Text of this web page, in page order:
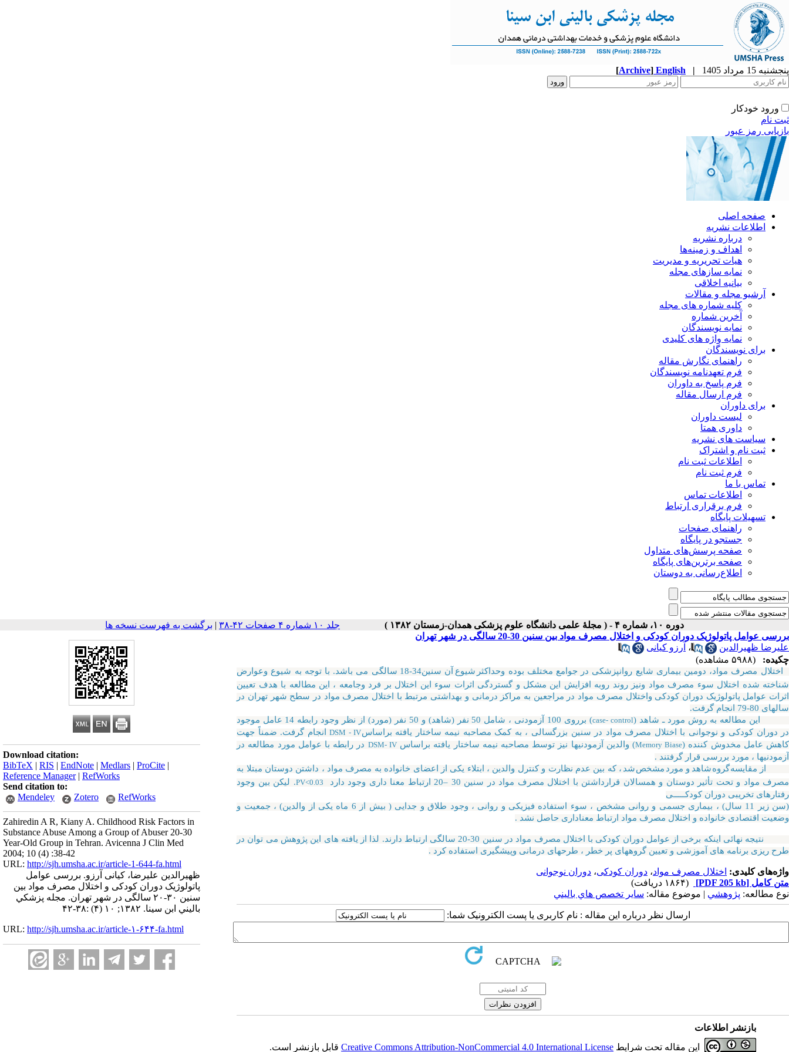
پنجشنبه 15 مرداد 1405 |
English
[Archive]
ورود خودکار
ثبت نام
بازیابی رمز عبور
صفحه اصلی
اطلاعات نشریه
درباره نشریه
اهداف و زمینه‌ها
هیات تحریریه و مدیریت
نمایه سازهای مجله
بیانیه اخلاقی
آرشیو مجله و مقالات
کلیه شماره های مجله
آخرین شماره
نمایه نویسندگان
نمایه واژه های کلیدی
برای نویسندگان
راهنمای نگارش مقاله
فرم تعهدنامه نویسندگان
فرم پاسخ به داوران
فرم ارسال مقاله
برای داوران
لیست داوران
داوری همتا
سیاست های نشریه
ثبت نام و اشتراک
اطلاعات ثبت نام
فرم ثبت نام
تماس با ما
اطلاعات تماس
فرم برقراری ارتباط
تسهیلات پایگاه
راهنمای صفحات
جستجو در پایگاه
صفحه پرسش‌های متداول
صفحه برترین‌های پایگاه
اطلاع‌رسانی به دوستان
دوره ۱۰، شماره ۴ - ( مجلۀ علمی دانشگاه علوم پزشکی همدان-زمستان ۱۳۸۲ ) جلد ۱۰ شماره ۴ صفحات ۴۲-۳۸ | برگشت به فهرست نسخه ها
Download citation:
BibTeX | RIS | EndNote | Medlars | ProCite |
Reference Manager| RefWorks
Send citation to:
Mendeley
Zotero RefWorks
Zahiredin A R, Kiany A. Childhood Risk Factors in
Substance Abuse Among a Group of Abuser 20-30
Year-Old Group in Tehran. Avicenna J Clin Med
2004; 10 (4) :38-42
URL: http://sjh.umsha.ac.ir/article-1-644-fa.html
ظهیرالدین علیرضا، کیانی آرزو. بررسی عوامل
پاتولوژیک دوران کودکی و اختلال مصرف مواد بین
سنین ۳۰-۲۰ سالگی در شهر تهران. مجله پزشكي
باليني ابن سينا. ۱۳۸۲; ۱۰ (۴) :۳۸-۴۲
URL: http://sjh.umsha.ac.ir/article-۱-۶۴۴-fa.html
بررسی عوامل پاتولوژیک دوران کودکی و اختلال مصرف مواد بین سنین 30-20 سالگی در شهر تهران
علیرضا ظهیرالدین
، آرزو کیانی
چکیده:
(۵۹۸۸ مشاهده)
اختلال مصرف مواد، دومین بیماری شایع روانپزشکی در جوامع مختلف بوده وحداکثر شیوع
آن سنین34-18 سالگی می باشد. با توجه به شیوع وعوارض
شناخته شده اختلال سوء مصرف مواد ونیز روند روبه افزایش این مشکل و گستردگی اثرات سوء این اختلال بر فرد وجامعه ، این مطالعه با هدف تعیین
اثرات عوامل پاتولوژیک دوران کودکی واختلال مصرف مواد در مراجعین به مراکز درمانی و بهداشتی مرتبط با اختلال مصرف مواد در سطح شهر تهران در
سالهای 80-79 انجام گرفت.
این مطالعه به روش مورد ـ شاهد (case- control
) برروی 100 آزمودنی ، شامل 50 نفر (شاهد) و 50 نفر (مورد) از نظر وجود رابطه 14 عامل موجود
در دوران کودکی و نوجوانی با اختلال مصرف مواد در سنین بزرگسالی ، به کمک مصاحبه نیمه ساختار یافته براساسDSM - IVانجام گرفت. ضمناً جهت
کاهش عامل مخدوش کننده (Memory Biase) والدین آزمودنیها نیز توسط مصاحبه نیمه ساختار یافته براساسDSM- IV در رابطه با عوامل مورد مطالعه در
آزمودنیها ، مورد بررسی قرار گرفتند .
از مقایسهگروهشاهد و مورد مشخصشد ، که بین عدم نظارت و کنترل والدین ، ابتلاء یکی از اعضای خانواده به مصرف مواد ، داشتن دوستان مبتلا به
مصرف مواد و تحت تأثیر دوستان و همسالان قرارداشتن با اختلال مصرف مواد در سنین 30 –20 ارتباط معنا داری وجود دارد
PV<0.03. لیکن بین وجود
رفتارهای تخریبی دوران کودکـــــی
(سن زیر 11 سال) ، بیماری جسمی و روانی مشخص ، سوء استفاده فیزیکی و روانی ، وجود طلاق و جدایی ( بیش از 6 ماه یکی از والدین) ، جمعیت و
وضعیت اقتصادی خانواده و اختلال مصرف مواد ارتباط معناداری حاصل نشد .
نتیجه نهائی اینکه برخی از عوامل دوران کودکی با اختلال مصرف مواد در سنین 30-20 سالگی ارتباط دارند. لذا از یافته های این پژوهش می توان در
طرح ریزی برنامه های آموزشی و تعیین گروههای پر خطر ، طرحهای درمانی وپیشگیری استفاده کرد .
واژه‌های کلیدی: اختلال مصرف مواد، دوران کودکی، دوران نوجوانی
متن کامل [PDF 205 kb]
(۱۸۶۴ دریافت)
نوع مطالعه: پژوهشي | موضوع مقاله: سایر تخصص هاي باليني
ارسال نظر درباره این مقاله : نام کاربری یا پست الکترونیک شما:
بازنشر اطلاعات
این مقاله تحت شرایط Creative Commons Attribution-NonCommercial 4.0 International Licenseقابل بازنشر است.